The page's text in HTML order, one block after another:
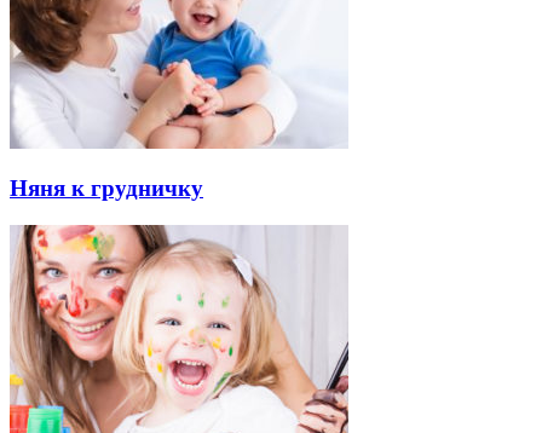
Няня к грудничку